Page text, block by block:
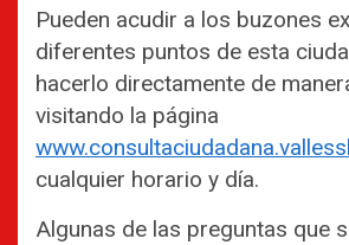
Pueden acudir a los buzones
diferentes puntos de esta
hacerlo directamente de
visitando la página
cualquier horario y día.
Algunas de las preguntas que